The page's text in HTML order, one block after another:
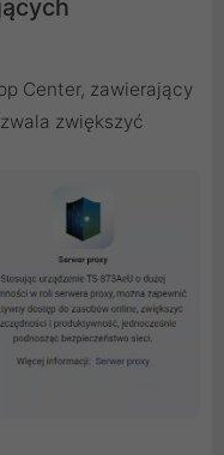
Center, zawierający
zwiększyć